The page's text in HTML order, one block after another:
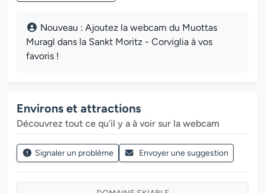
Nouveau : Ajoutez la webcam du Muottas
Muragl dans la Sankt Moritz - Corviglia à vos
favoris !
Environs et attractions
Découvrez tout ce qu’il y a à voir sur la webcam
Signaler un problème Envoyer une suggestion